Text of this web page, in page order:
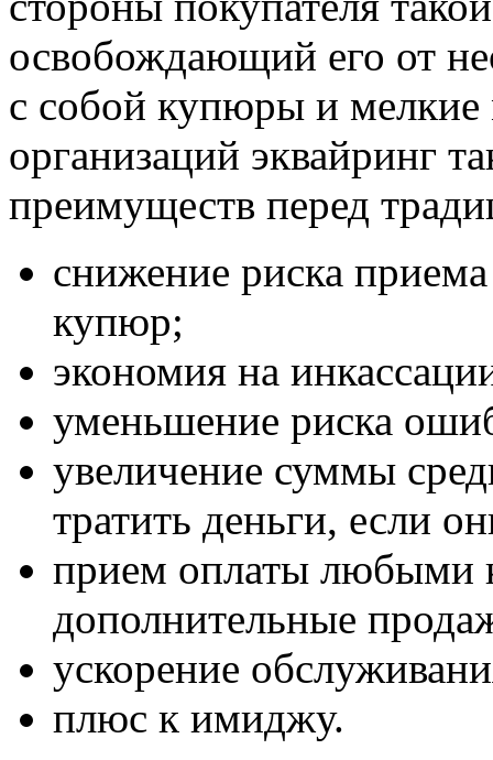
освобождающий его от
с собой купюры и
организаций эквайринг
преимуществ перед
снижение риска
купюр;
экономия на
уменьшение риска
увеличение суммы
тратить деньги, если
прием оплаты любыми
дополнительные
ускорение
плюс к имиджу.